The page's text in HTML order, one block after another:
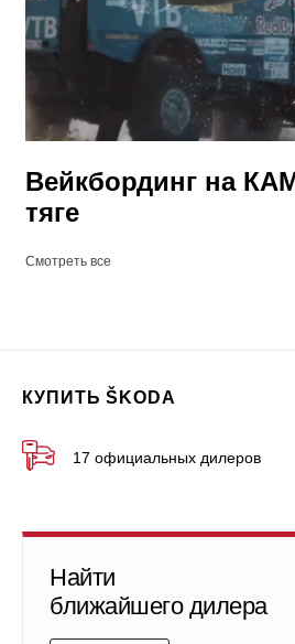
Вейкбординг на
тяге
Смотреть все
КУПИТЬ ŠKODA
17 официальных дилеров
Найти
ближайшего дилера